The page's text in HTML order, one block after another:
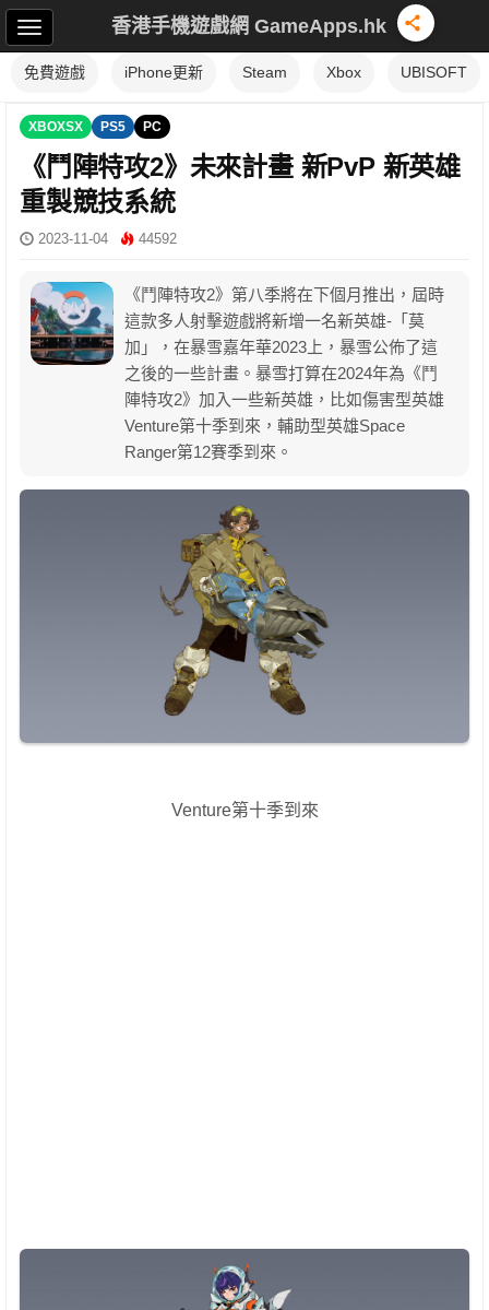
香港手機遊戲網 GameApps.hk
免費遊戲 iPhone更新 Steam Xbox UBISOFT
XBOXSX PS5 PC
《鬥陣特攻2》未來計畫 新PvP 新英雄
重製競技系統
2023-11-04 44592
《鬥陣特攻2》第八季將在下個月推出，屆時
這款多人射擊遊戲將新增一名新英雄-「莫
加」，在暴雪嘉年華2023上，暴雪公佈了這
之後的一些計畫。暴雪打算在2024年為《鬥
陣特攻2》加入一些新英雄，比如傷害型英雄
Venture第十季到來，輔助型英雄Space
Ranger第12賽季到來。
Venture第十季到來